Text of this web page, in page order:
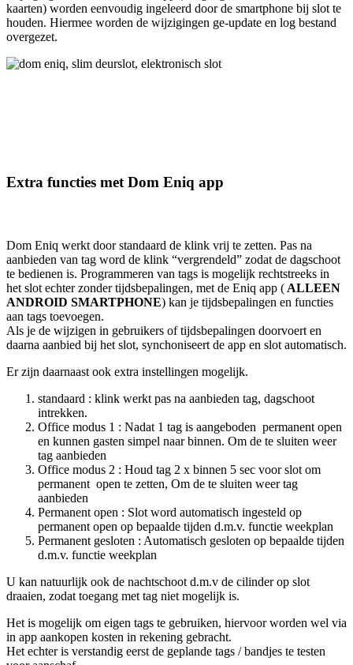
kaarten) worden eenvoudig ingeleerd door de smartphone bij slot te
houden. Hiermee worden de wijzigingen ge-update en log bestand
overgezet.
Extra functies met Dom Eniq app
Dom Eniq werkt door standaard de klink vrij te zetten. Pas na
aanbieden van tag word de klink “vergrendeld” zodat de dagschoot
te bedienen is. Programmeren van tags is mogelijk rechtstreeks in
het slot echter zonder tijdsbepalingen, met de Eniq app ( ALLEEN
ANDROID SMARTPHONE) kan je tijdsbepalingen en functies
aan tags toevoegen.
Als je de wijzigen in gebruikers of tijdsbepalingen doorvoert en
daarna aanbied bij het slot, synchoniseert de app en slot automatisch.
Er zijn daarnaast ook extra instellingen mogelijk.
standaard : klink werkt pas na aanbieden tag, dagschoot
intrekken.
Office modus 1 : Nadat 1 tag is aangeboden permanent open
en kunnen gasten simpel naar binnen. Om de te sluiten weer
tag aanbieden
Office modus 2 : Houd tag 2 x binnen 5 sec voor slot om
permanent open te zetten, Om de te sluiten weer tag
aanbieden
Permanent open : Slot word automatisch ingesteld op
permanent open op bepaalde tijden d.m.v. functie weekplan
Permanent gesloten : Automatisch gesloten op bepaalde tijden
d.m.v. functie weekplan
U kan natuurlijk ook de nachtschoot d.m.v de cilinder op slot
draaien, zodat toegang met tag niet mogelijk is.
Het is mogelijk om eigen tags te gebruiken, hiervoor worden wel via
in app aankopen kosten in rekening gebracht.
Het echter is verstandig eerst de geplande tags / bandjes te testen